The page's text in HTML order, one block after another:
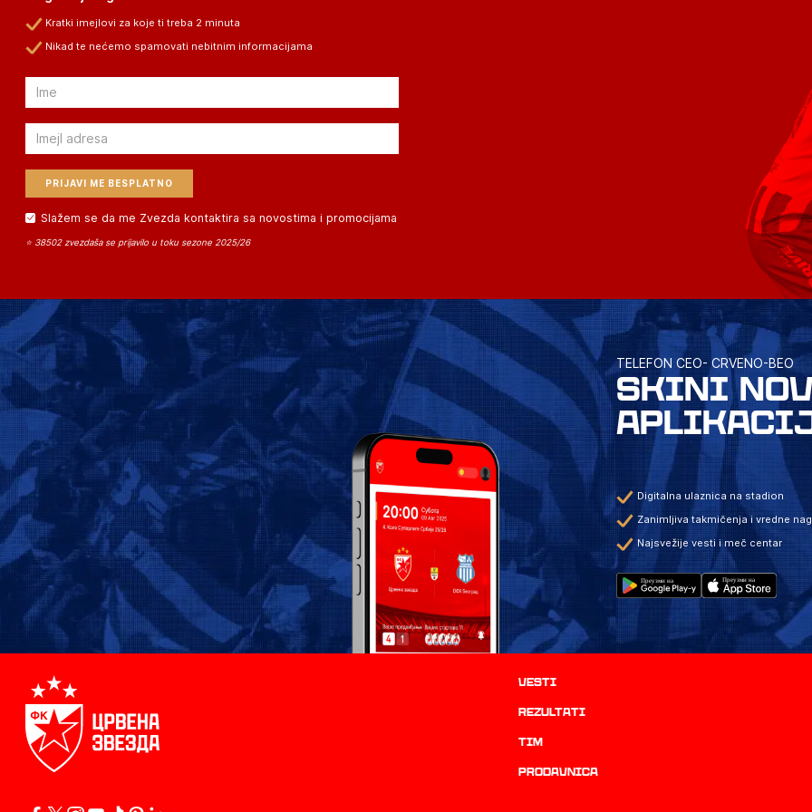
Kratki imejlovi za koje ti treba 2 minuta
Nikad te nećemo spamovati nebitnim informacijama
Email
Email
Slažem se da me Zvezda kontaktira sa novostima i promocijama
⭐ 38502 zvezdaša se prijavilo u toku sezone 2025/26
TELEFON CEO- CRVENO-BEO
SKINI
Digitalna ulaznica na stadion
Zanimljiva takmičenja i vredne
Najsvežije vesti i meč centar
Vesti
rezultati
TIM
prodavnica